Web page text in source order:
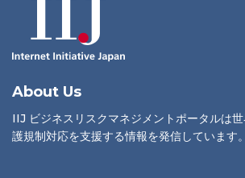
About Us
IIJ ビジネスリスクマネジメントポータルは
護規制対応を支援する情報を発信しています。